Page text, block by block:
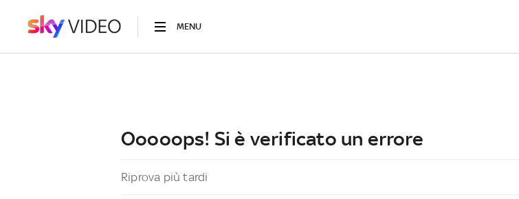
MENU
Ooooops! Si è verificato un errore
Riprova più tardi